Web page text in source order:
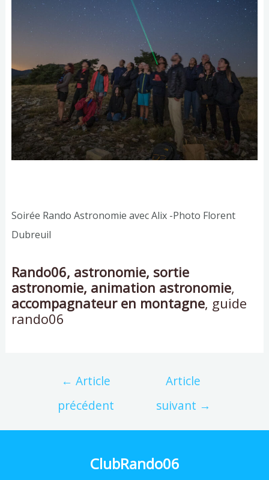
Soirée Rando Astronomie avec Alix -Photo Florent
Dubreuil
Rando06, astronomie, sortie
astronomie, animation astronomie,
accompagnateur en montagne, guide
rando06
← Article
précédent
Article
suivant →
ClubRando06